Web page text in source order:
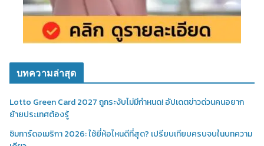
บทความล่าสุด
Lotto Green Card 2027 ถูกระงับไม่มีกำหนด! อัปเดตข่าวด่วนคนอยาก
ย้ายประเทศต้องรู้
ซิมการ์ดอเมริกา 2026: ใช้ยี่ห้อไหนดีที่สุด? เปรียบเทียบครบจบในบทความ